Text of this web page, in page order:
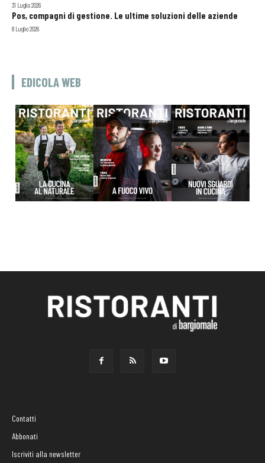
31 Luglio 2026
Pos, compagni di gestione. Le ultime soluzioni delle aziende
8 Luglio 2026
EDICOLA WEB
Contatti
Abbonati
Iscriviti alla newsletter